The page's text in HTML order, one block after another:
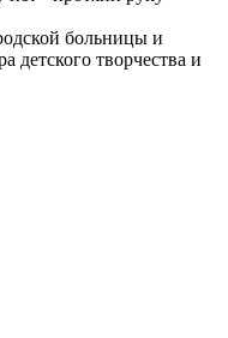
больницы и
детского творчества и